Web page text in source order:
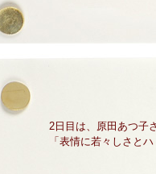
2日目は、原田あつ子
「表情に若々しさと